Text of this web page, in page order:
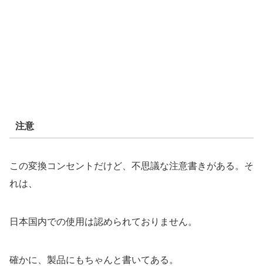
注意
この変換コンセントだけど、不思議な注意書きがある。そ
れは、
日本国内での使用は認められておりません。
確かに、製品にもちゃんと書いてある。